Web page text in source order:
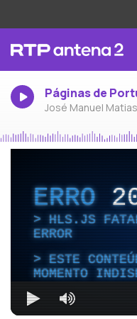
Páginas de
José Manuel Matias
ERRO
HLS.JS
ERROR
ESTE
MOMENTO